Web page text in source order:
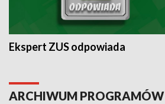
Ekspert ZUS odpowiada
ARCHIWUM PROGRAMÓW